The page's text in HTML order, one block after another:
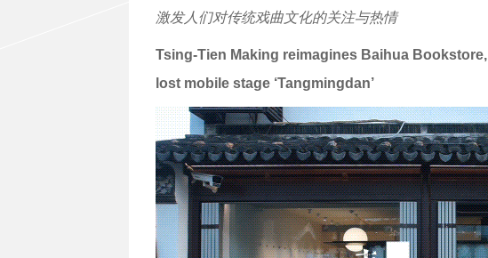
激发人们对传统戏曲文化的关注与热情
Tsing-Tien Making reimagines Baihua
lost mobile stage ‘Tangmingdan’